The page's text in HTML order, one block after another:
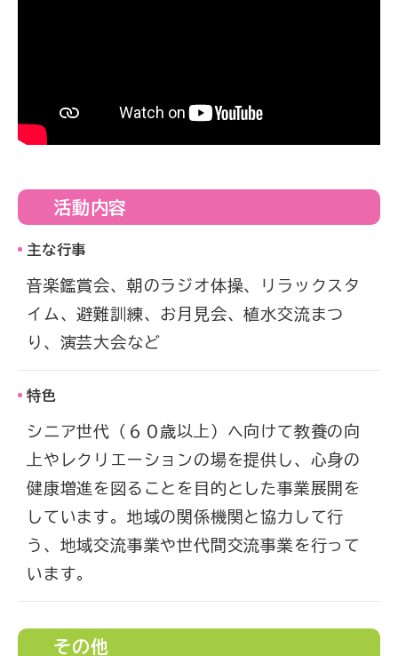
活動内容
主な行事
音楽鑑賞会、朝のラジオ体操、リラックスタ
イム、避難訓練、お月見会、植水交流まつ
り、演芸大会など
特色
シニア世代（６０歳以上）へ向けて教養の向
上やレクリエーションの場を提供し、心身の
健康増進を図ることを目的とした事業展開を
しています。地域の関係機関と協力して行
う、地域交流事業や世代間交流事業を行って
います。
その他